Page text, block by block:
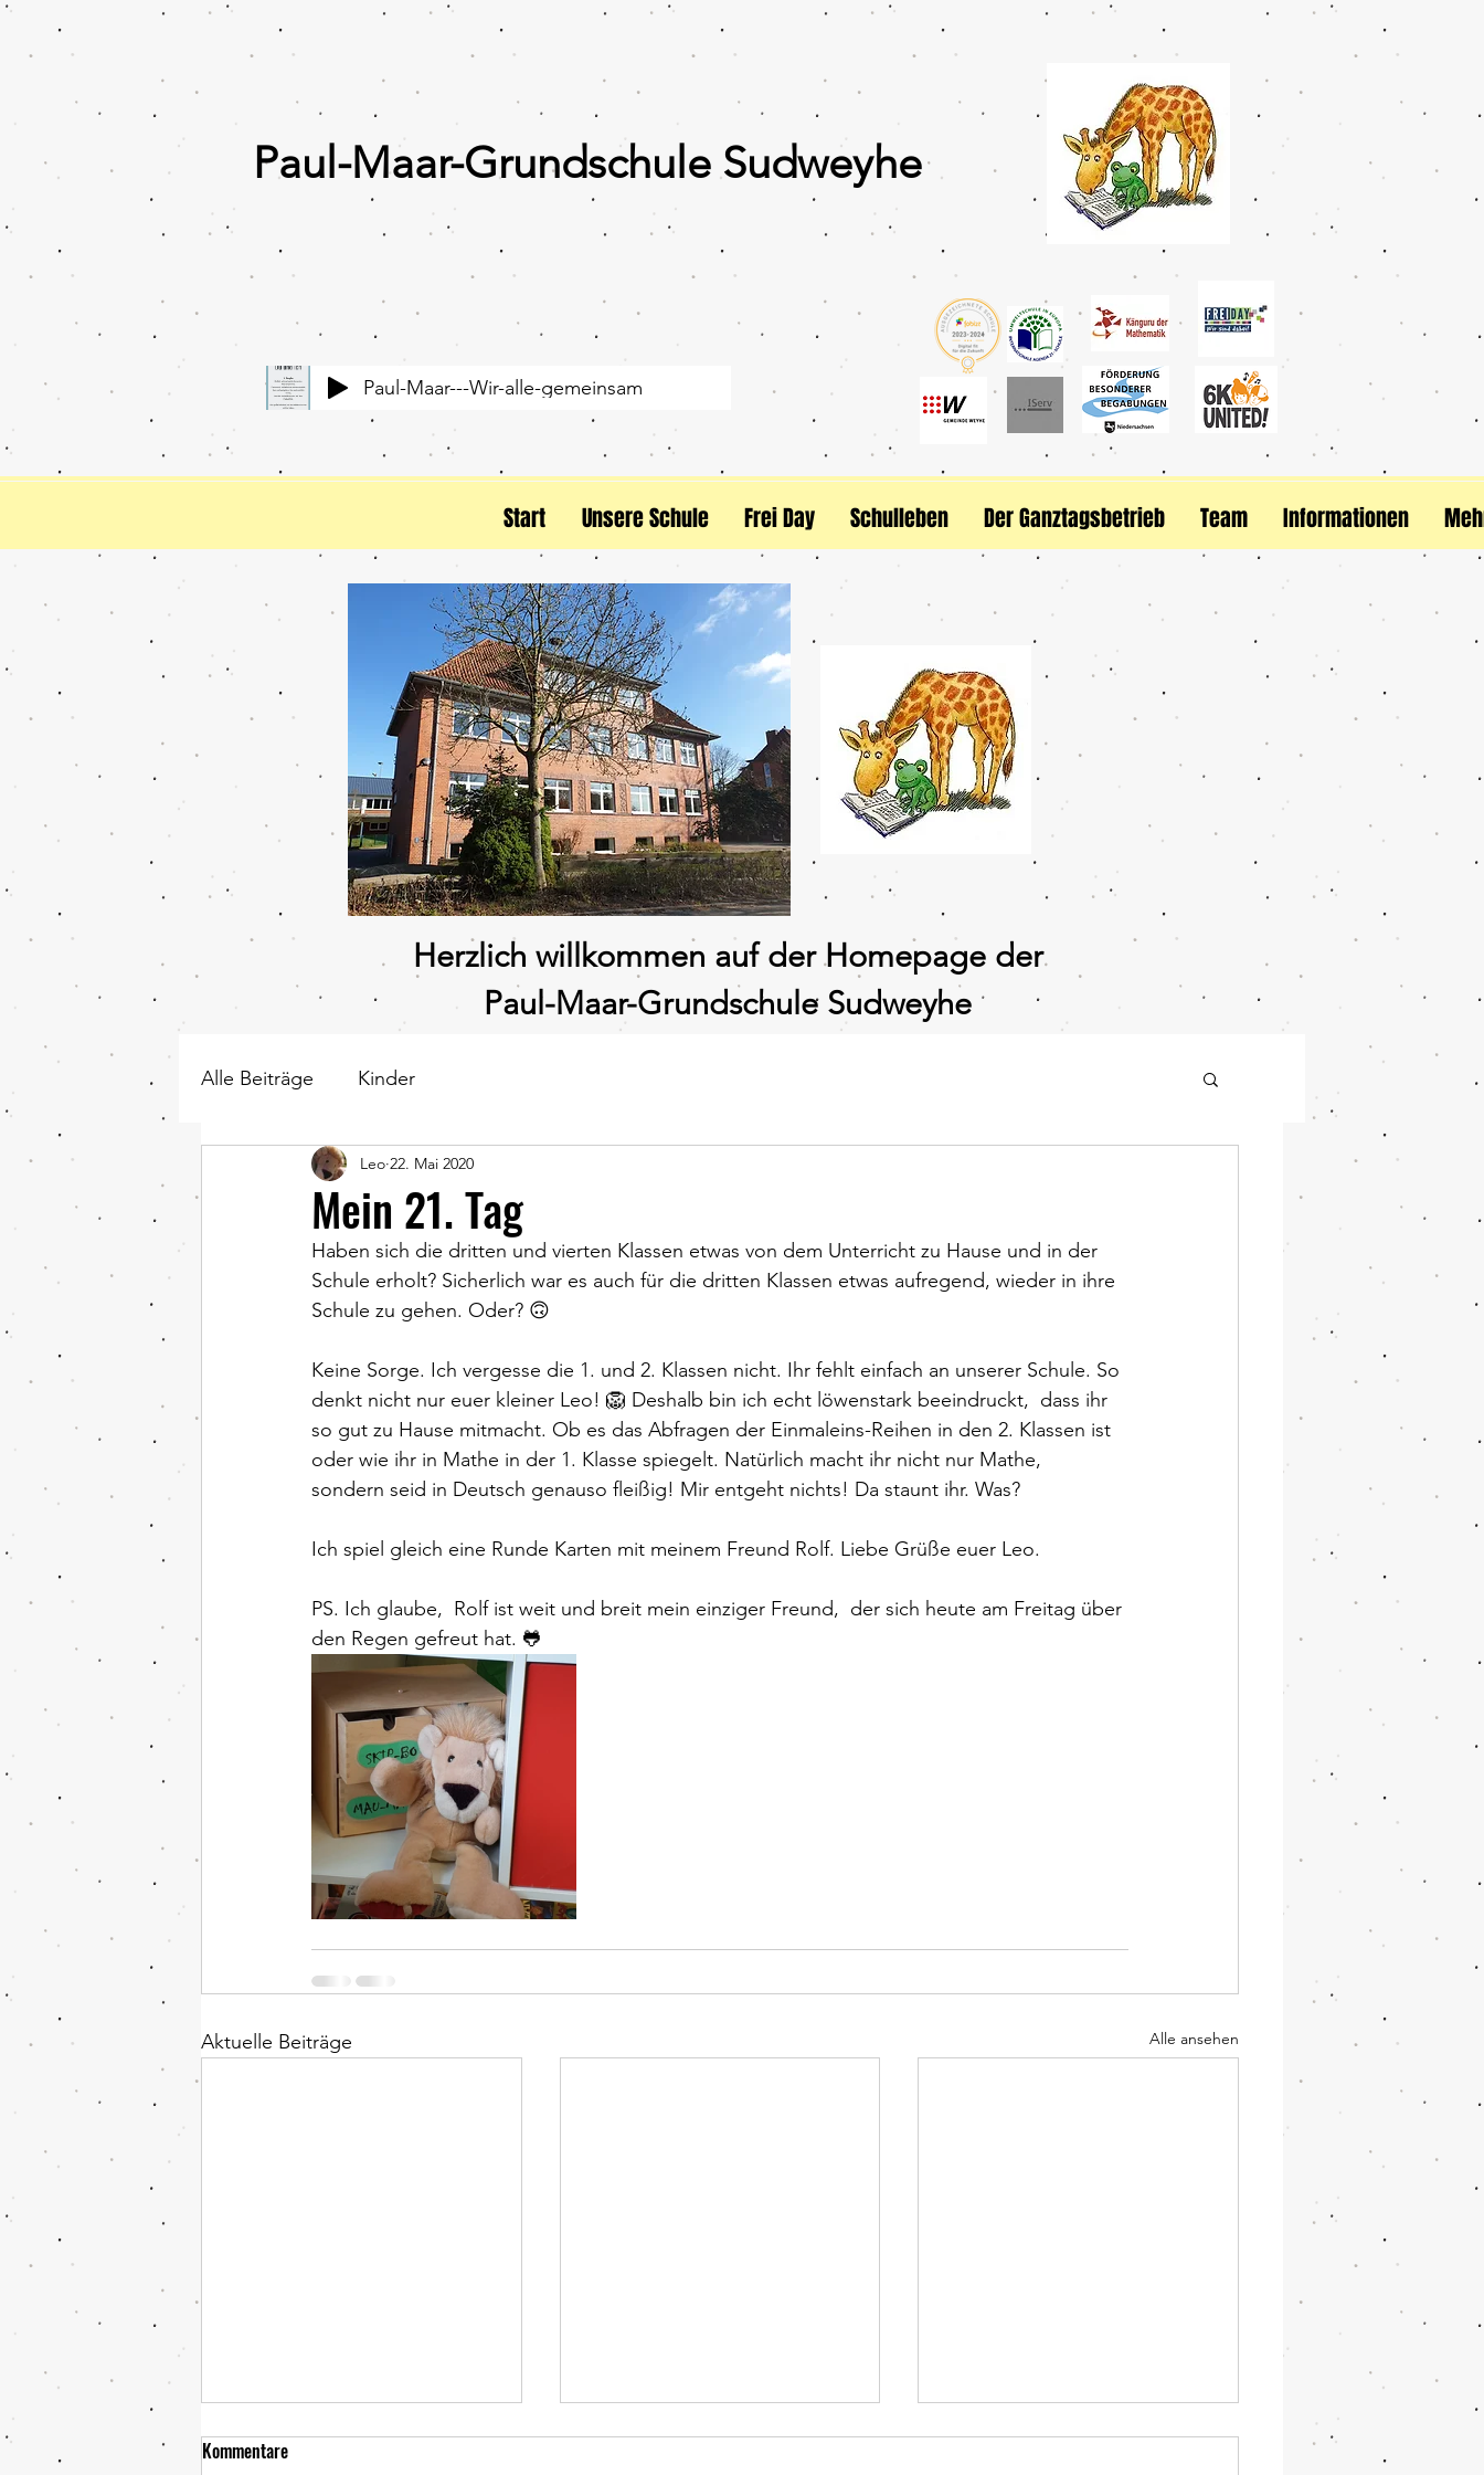
Paul-Maar-Grundschule Sudweyhe
Paul-Maar---Wir-alle-gemeinsam
Start Unsere Schule Frei Day Schulleben Der Ganztagsbetrieb Team Informationen
Herzlich willkommen auf der Homepage der
Paul-Maar-Grundschule Sudweyhe
Alle Beiträge Kinder
Mein 21. Tag
Leo 22. Mai 2020
Haben sich die dritten und vierten Klassen etwas von dem Unterricht zu Hause und in der
Schule erholt? Sicherlich war es auch für die dritten Klassen etwas aufregend, wieder in ihre
Schule zu gehen. Oder? 🙃
Keine Sorge. Ich vergesse die 1. und 2. Klassen nicht. Ihr fehlt einfach an unserer Schule. So
denkt nicht nur euer kleiner Leo! 🦁 Deshalb bin ich echt löwenstark beeindruckt,  dass ihr
so gut zu Hause mitmacht. Ob es das Abfragen der Einmaleins-Reihen in den 2. Klassen ist
oder wie ihr in Mathe in der 1. Klasse spiegelt. Natürlich macht ihr nicht nur Mathe,
sondern seid in Deutsch genauso fleißig! Mir entgeht nichts! Da staunt ihr. Was?
Ich spiel gleich eine Runde Karten mit meinem Freund Rolf. Liebe Grüße euer Leo.
PS. Ich glaube,  Rolf ist weit und breit mein einziger Freund,  der sich heute am Freitag über
den Regen gefreut hat. 🐸
Aktuelle Beiträge Alle ansehen
Frühling 2026
Kommentare